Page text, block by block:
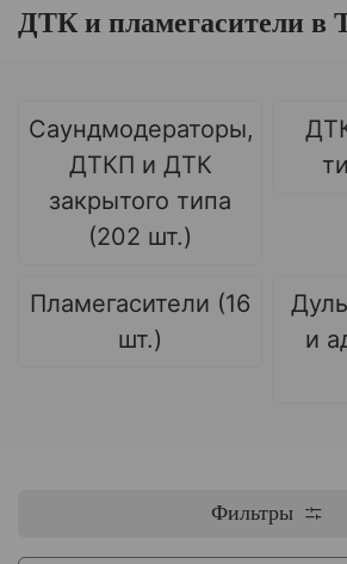
ДТК и пламегасители в
Саундмодераторы,
ДТКП и ДТК
закрытого типа
(202 шт.)
Пламегасители (16
шт.)
и
Фильтры